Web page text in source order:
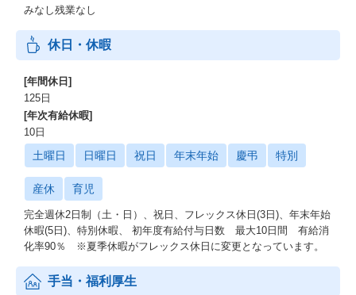
みなし残業なし
休日・休暇
[年間休日]
125日
[年次有給休暇]
10日
土曜日 日曜日 祝日 年末年始 慶弔 特別
産休 育児
完全週休2日制（土・日）、祝日、フレックス休日(3日)、年末年始
休暇(5日)、特別休暇、 初年度有給付与日数 最大10日間 有給消
化率90％ ※夏季休暇がフレックス休日に変更となっています。
手当・福利厚生